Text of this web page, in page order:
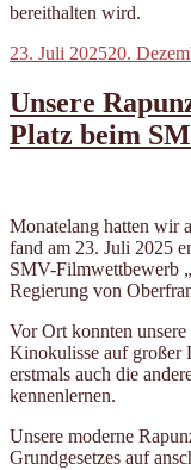
bereithalten wird.
Veröffentlicht
23. Juli 202520.
Unsere
Platz beim
Monatelang hatten wir
fand am 23. Juli 2025
SMV-Filmwettbewerb
Regierung von
Vor Ort konnten
Kinokulisse auf großer
erstmals auch die
kennenlernen.
Unsere moderne
Grundgesetzes auf